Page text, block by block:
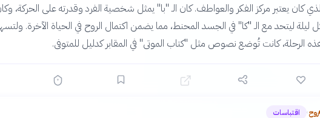
كان يعتبر مركز الفكر والعواطف. كان الـ "با" يمثل شخصية الفرد وقدرته على الحركة،
ليلة ليتحد مع الـ "كا" في الجسد المحنط، مما يضمن اكتمال الروح في الحياة الآخرة.
الرحلة، كانت تُوضع نصوص مثل "كتاب الموتى" في المقابر كدليل للمتوفى.
روح› اقتباسات